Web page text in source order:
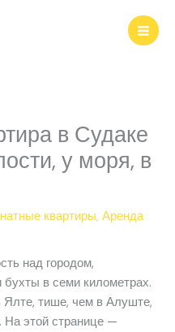
в Судаке
у моря, в
квартиры,Аренда
над городом,
бухты в семи километрах.
Ялте, тише, чем в Алуште,
этой странице —